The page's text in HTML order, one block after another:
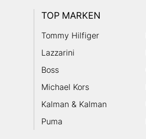
TOP MARKEN
Tommy Hilfiger
Lazzarini
Boss
Michael Kors
Kalman & Kalman
Puma